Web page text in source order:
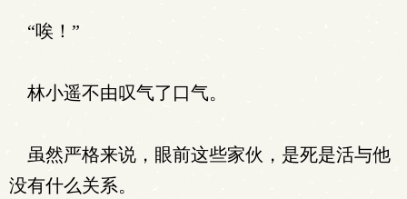
“唉！”
林小遥不由叹气了口气。
虽然严格来说，眼前这些家伙，是死是活与他
没有什么关系。